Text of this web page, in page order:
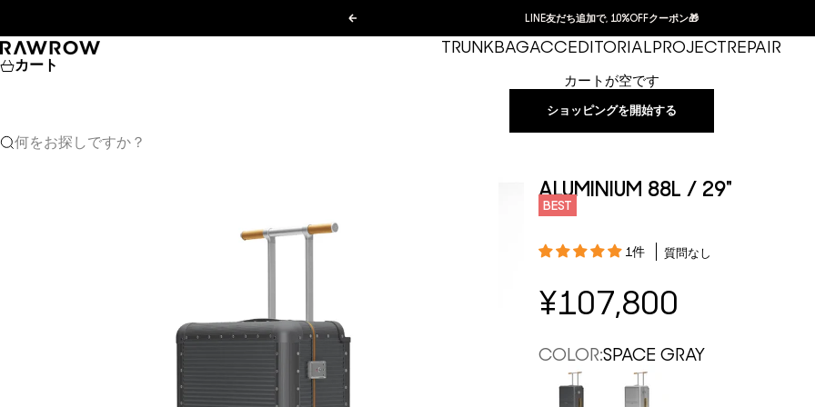
前へ LINE友だち追加で, 10%OFFクーポン🎁
RAWROW JAPAN
TRUNKBAGACCEDITORIALPROJECTREPAIR
カート
カートが空です
ショッピングを開始する
何をお探しですか？
ALUMINIUM 88L / 29"
BEST
1件 質問なし
セール価格
¥107,800
COLOR:SPACE GRAY
SPACE GRAYSILVER